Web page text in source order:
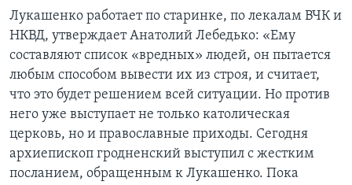
Лукашенко работает по старинке, по лекалам ВЧК и
НКВД, утверждает Анатолий Лебедько: «Ему
составляют список «вредных» людей, он пытается
любым способом вывести их из строя, и считает,
что это будет решением всей ситуации. Но против
него уже выступает не только католическая
церковь, но и православные приходы. Сегодня
архиепископ гродненский выступил с жестким
посланием, обращенным к Лукашенко. Пока